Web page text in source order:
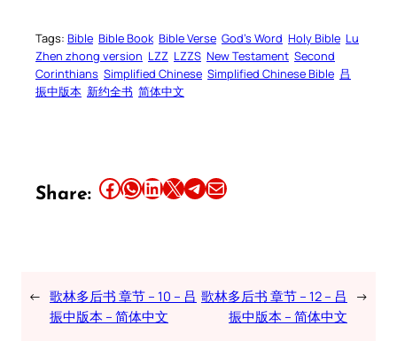
Tags: Bible Bible Book Bible Verse God’s Word Holy Bible Lu
Zhen zhong version LZZ LZZS New Testament Second
Corinthians Simplified Chinese Simplified Chinese Bible 吕
振中版本 新约全书 简体中文
Share: Share this article on Facebook Share this article on WhatsApp Share this article on LinkedIn Share this article on X Share this article on TelegramEmail this Article
← 歌林多后书 章节 – 10 – 吕
振中版本 – 简体中文
歌林多后书 章节 – 12 – 吕
振中版本 – 简体中文
→